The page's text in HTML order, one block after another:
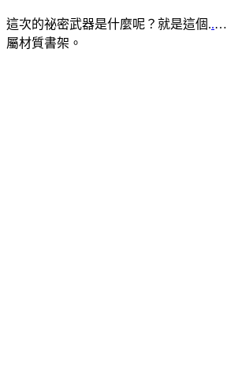
這次的祕密武器是什麼呢？就是這個..…
屬材質書架。